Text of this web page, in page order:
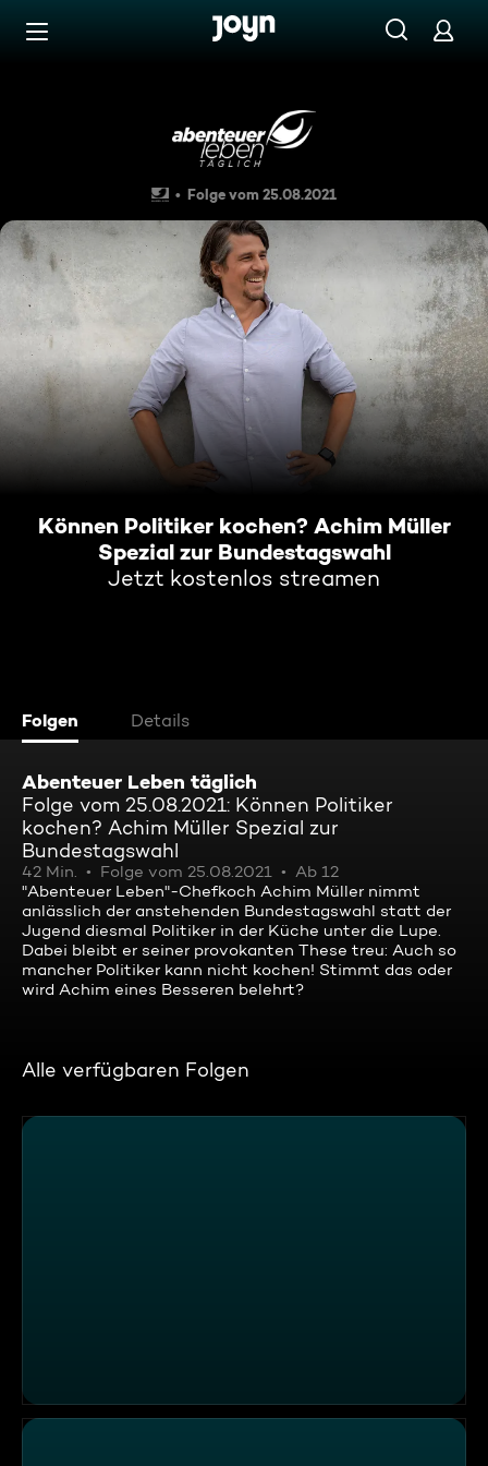
Zum Inhalt springen
Können Politiker kochen?
Folge vom 25.08.2021
Können Politiker kochen? Achim Müller
Spezial zur Bundestagswahl
Jetzt kostenlos streamen
Folgen Details
Abenteuer Leben täglich
Folge vom 25.08.2021: Können Politiker
kochen? Achim Müller Spezial zur
Bundestagswahl
42 Min. Folge vom 25.08.2021
Ab 12
"Abenteuer Leben"-Chefkoch Achim Müller nimmt
anlässlich der anstehenden Bundestagswahl statt der
Jugend diesmal Politiker in der Küche unter die Lupe.
Dabei bleibt er seiner provokanten These treu: Auch so
mancher Politiker kann nicht kochen! Stimmt das oder
wird Achim eines Besseren belehrt?
Alle verfügbaren Folgen
Nussnougatglas-Rezepte